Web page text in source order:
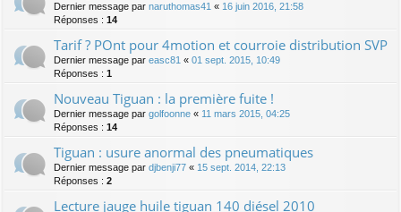
Dernier message par naruthomas41 « 16 juin 2016, 21:58
Réponses : 14
Tarif ? POnt pour 4motion et courroie distribution SVP
Dernier message par easc81 « 01 sept. 2015, 10:49
Réponses : 1
Nouveau Tiguan : la première fuite !
Dernier message par golfoonne « 11 mars 2015, 04:25
Réponses : 14
Tiguan : usure anormal des pneumatiques
Dernier message par djbenji77 « 15 sept. 2014, 22:13
Réponses : 2
Lecture jauge huile tiguan 140 diésel 2010